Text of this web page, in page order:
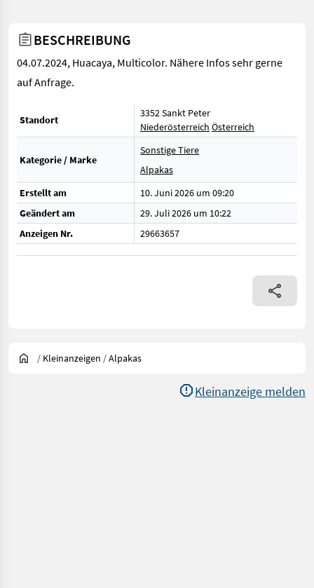
BESCHREIBUNG
04.07.2024, Huacaya, Multicolor. Nähere Infos sehr gerne
auf Anfrage.
Standort
3352 Sankt Peter
Niederösterreich Österreich
Kategorie / Marke
Sonstige Tiere
Alpakas
Erstellt am
10. Juni 2026 um 09:20
Geändert am
29. Juli 2026 um 10:22
Anzeigen Nr.
29663657
/ Kleinanzeigen /Alpakas
Kleinanzeige melden